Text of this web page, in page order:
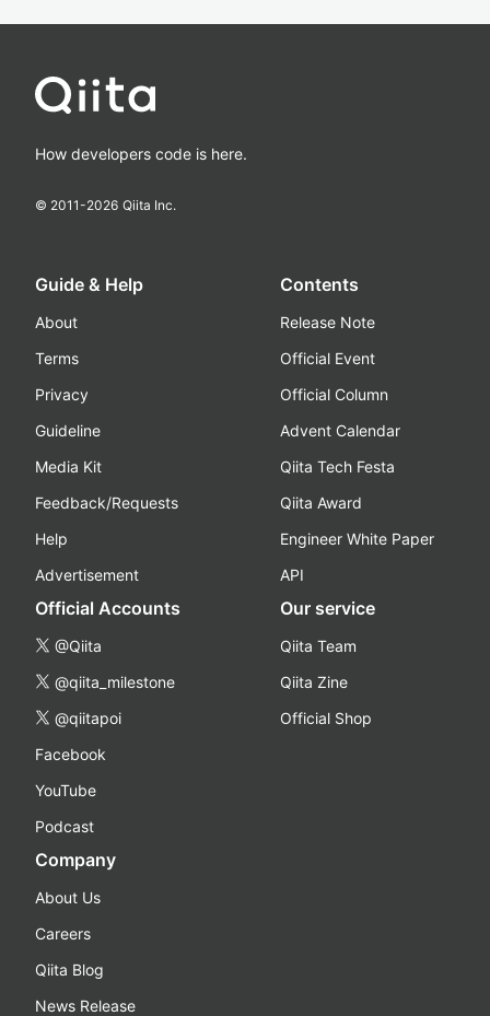
How developers code is here.
© 2011-2026 Qiita Inc.
Guide & Help
About
Terms
Privacy
Guideline
Media Kit
Feedback/Requests
Help
Advertisement
Contents
Release Note
Official Event
Official Column
Advent Calendar
Qiita Tech Festa
Qiita Award
Engineer White Paper
API
Official Accounts
@Qiita
@qiita_milestone
@qiitapoi
Facebook
YouTube
Podcast
Our service
Qiita Team
Qiita Zine
Official Shop
Company
About Us
Careers
Qiita Blog
News Release